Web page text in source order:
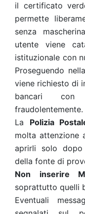
il certificato
permette
senza
utente viene
istituzionale con
Proseguendo
viene richiesto di
bancari con
fraudolentemente.
La Polizia
molta attenzione
aprirli solo
della fonte di
Non inserire
soprattutto quelli
Eventuali